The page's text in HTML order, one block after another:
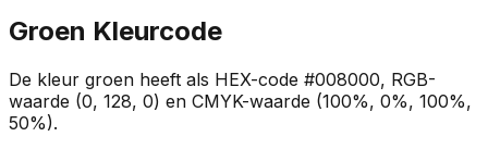
Groen Kleurcode
De kleur groen heeft als HEX-code #008000, RGB-
waarde (0, 128, 0) en CMYK-waarde (100%, 0%, 100%,
50%).